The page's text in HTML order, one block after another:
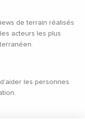
de terrain réalisés
acteurs les plus
les personnes